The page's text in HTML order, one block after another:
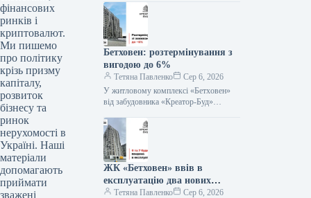
фінансових
ринків і
криптовалют.
Ми пишемо
про політику
крізь призму
капіталу,
розвиток
бізнесу та
ринок
нерухомості в
Україні. Наші
матеріали
допомагають
приймати
зважені
знадобитися терміново, наприклад,
для розвитку бізнесу, придбання
нерухомості,
Бетховен: розтермінування з
вигодою до 6%
Тетяна Павленко
Сер 6, 2026
У житловому комплексі «Бетховен»
від забудовника «Креатор-Буд»
пільговим розтермінуванням.
Пропозиція діятиме з 1 до 31…
ЖК «Бетховен» ввів в
експлуатацію два нових
будинки
Тетяна Павленко Сер 6, 2026